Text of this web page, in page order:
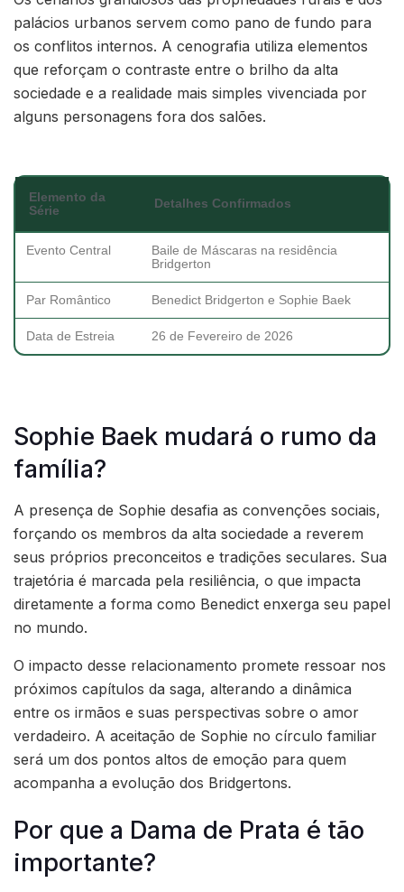
palácios urbanos servem como pano de fundo para
os conflitos internos. A cenografia utiliza elementos
que reforçam o contraste entre o brilho da alta
sociedade e a realidade mais simples vivenciada por
alguns personagens fora dos salões.
Elemento da
Série
Detalhes Confirmados
Evento Central
Baile de Máscaras na residência
Bridgerton
Par Romântico Benedict Bridgerton e Sophie Baek
Data de Estreia 26 de Fevereiro de 2026
Sophie Baek mudará o rumo da
família?
A presença de Sophie desafia as convenções sociais,
forçando os membros da alta sociedade a reverem
seus próprios preconceitos e tradições seculares. Sua
trajetória é marcada pela resiliência, o que impacta
diretamente a forma como Benedict enxerga seu papel
no mundo.
O impacto desse relacionamento promete ressoar nos
próximos capítulos da saga, alterando a dinâmica
entre os irmãos e suas perspectivas sobre o amor
verdadeiro. A aceitação de Sophie no círculo familiar
será um dos pontos altos de emoção para quem
acompanha a evolução dos Bridgertons.
Por que a Dama de Prata é tão
importante?